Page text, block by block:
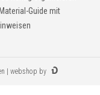
Guide mit
| webshop by